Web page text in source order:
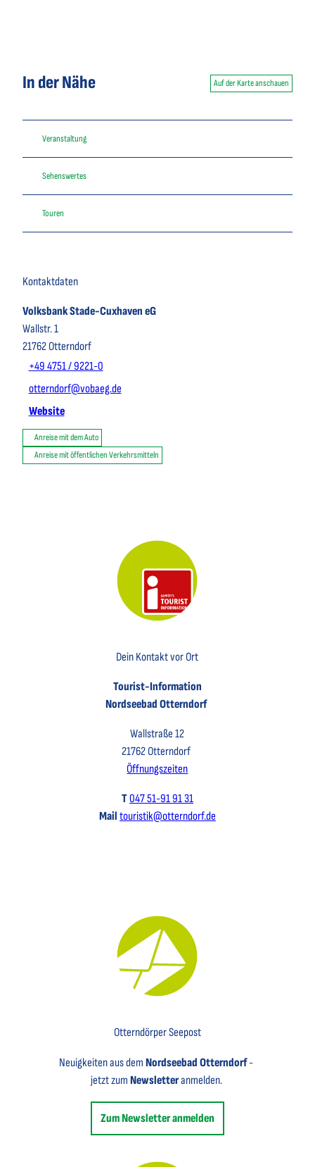
In der Nähe Auf der Karte anschauen
Veranstaltung
Sehenswertes
Touren
Kontaktdaten
Volksbank Stade-Cuxhaven eG
Wallstr. 1
21762 Otterndorf
+49 4751 / 9221-0
otterndorf@vobaeg.de
Website
Anreise mit dem Auto
Anreise mit öffentlichen Verkehrsmitteln
Dein Kontakt vor Ort
Tourist-Information
Nordseebad Otterndorf
Wallstraße 12
21762 Otterndorf
Öffnungszeiten
T047 51-91 91 31
Mail touristik@otterndorf.de
Otterndörper Seepost
Neuigkeiten aus demNordseebad Otterndorf-
jetzt zum Newsletteranmelden.
Zum Newsletter anmelden